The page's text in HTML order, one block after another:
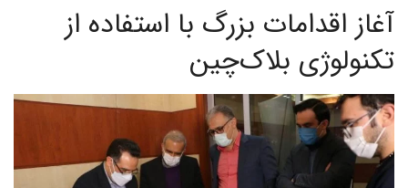
آغاز اقدامات بزرگ با استفاده از
تکنولوژی بلاک‌چین